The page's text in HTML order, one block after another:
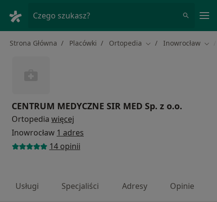
Czego szukasz?
Strona Główna Placówki Ortopedia Zmień miasto
Inowrocław
CENTRUM MEDYCZNE SIR MED Sp. z o.o.
Ortopedia więcej
Inowrocław 1 adres
14 opinii
Usługi Specjaliści Adresy Opinie